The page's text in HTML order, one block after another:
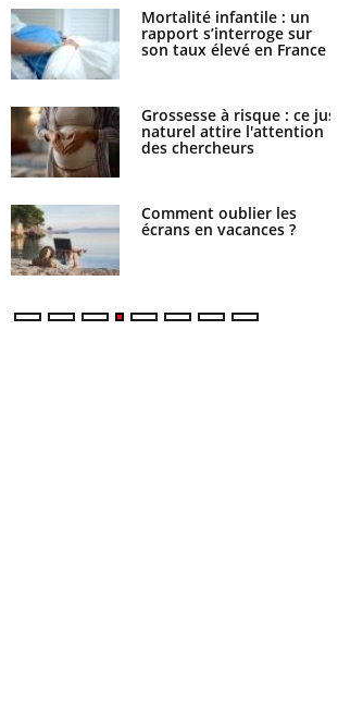
Mortalité infantile : un
rapport s’interroge sur
son taux élevé en France
Grossesse à risque : ce jus
naturel attire l'attention
des chercheurs
Comment oublier les
écrans en vacances ?